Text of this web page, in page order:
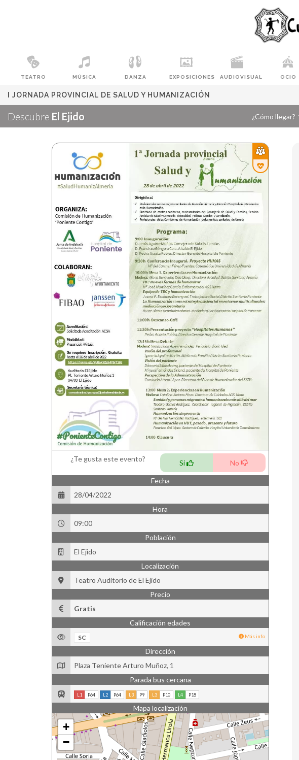
TEATRO MÚSICA DANZA EXPOSICIONES AUDIOVISUAL OCIO
I JORNADA PROVINCIAL DE SALUD Y HUMANIZACIÓN
Descubre El Ejido ¿Cómo llegar?
¿Te gusta este evento? Si No
Fecha
28/04/2022
Hora
09:00
Población
El Ejido
Localización
Teatro Auditorio de El Ejido
Precio
Gratis
Calificación edades
SC Más info
Dirección
Plaza Teniente Arturo Muñoz, 1
Parada bus cercana
L1 P64 L2 P64 L3 P9 L3 P10 L4 P18
Mapa localización
+
−